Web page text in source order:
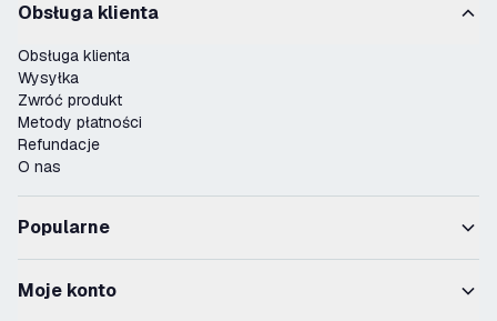
Obsługa klienta
Obsługa klienta
Wysyłka
Zwróć produkt
Metody płatności
Refundacje
O nas
Popularne
Moje konto